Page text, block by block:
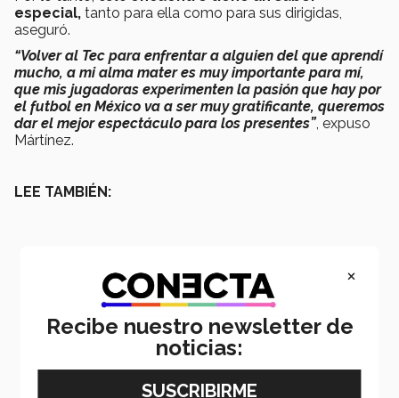
especial, tanto para ella como para sus dirigidas,
aseguró.
“Volver al Tec para enfrentar a alguien del que aprendí
mucho, a mi alma mater es muy importante para mí,
que mis jugadoras experimenten la pasión que hay por
el futbol en México va a ser muy gratificante, queremos
dar el mejor espectáculo para los presentes”, expuso
Mártínez.
LEE TAMBIÉN:
×
Recibe nuestro newsletter de
noticias: